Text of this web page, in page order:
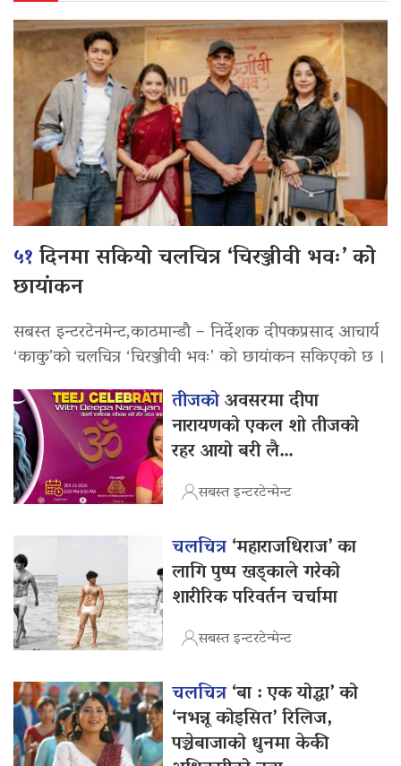
५१दिनमा सकियो चलचित्र ‘चिरञ्जीवी भवः’ को
छायांकन
सबस्त इन्टरटेनमेन्ट,काठमान्डौ – निर्देशक दीपकप्रसाद आचार्य
‘काकु’को चलचित्र ‘चिरञ्जीवी भवः’ को छायांकन सकिएको छ ।
तीजकोअवसरमा दीपा
नारायणको एकल शो तीजको
रहर आयो बरी लै…
सबस्त इन्टरटेन्मेन्ट
चलचित्र‘महाराजधिराज’ का
लागि पुष्प खड्काले गरेको
शारीरिक परिवर्तन चर्चामा
सबस्त इन्टरटेन्मेन्ट
चलचित्र‘बा : एक योद्धा’ को
‘नभन्नू कोइसित’ रिलिज,
पञ्चेबाजाको धुनमा केकी